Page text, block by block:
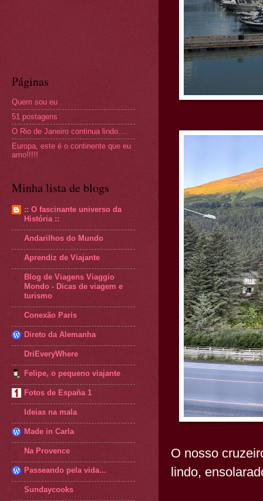
O nosso
lindo,
Páginas
Quem sou eu
51 postagens
O Rio de Janeiro continua lindo....
Europa, este é o continente que eu
amo!!!!!
Minha lista de blogs
:: O fascinante universo da
História ::
Andarilhos do Mundo
Aprendiz de Viajante
Blog de Viagens Viaggio
Mondo - Dicas de viagem e
turismo
Conexão Paris
Direto da Alemanha
DriEveryWhere
Felipe, o pequeno viajante
Fotos de España 1
Ideias na mala
Made in Carla
Na Provence
Passeando pela vida...
Sundaycooks